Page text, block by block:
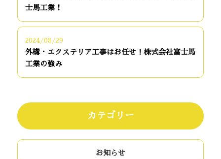
士馬工業！
2024/08/29
外構・エクステリア工事はお任せ！株式会社富士馬
工業の強み
カテゴリー
お知らせ